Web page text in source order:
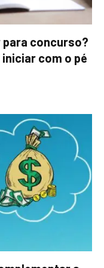
para concurso?
com o pé